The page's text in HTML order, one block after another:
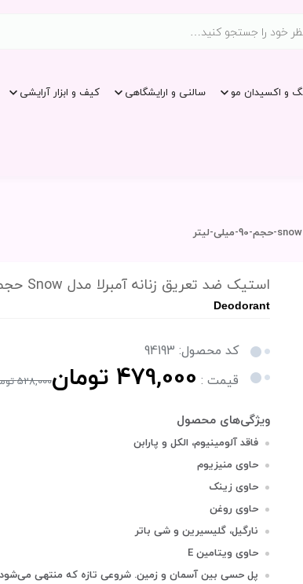
و اکسیدان مو سالنی و ارایشگاهی کیف و ابزار آرایشی
استیک ضد تعریق زنانه آمبرلا مدل Snow حجم 90 میلی لیتر
Deodorant
کد محصول: 94193
قیمت : 479,000 تومان 528,000 تومان
فاقد آلومینیوم، الکل و پارابن
حاوی منیزیوم
حاوی زینک
حاوی روغن
نارگیل، گلیسیرین و شی باتر
حاوی ویتامین E
پل حسی بین آسمان و زمین. شروعی تازه که منتهی می‌شود